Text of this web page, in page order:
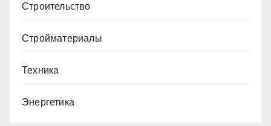
Строительство
Стройматериалы
Техника
Энергетика